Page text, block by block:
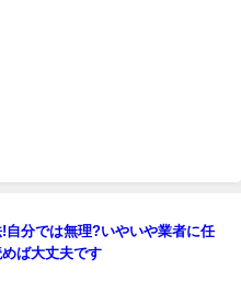
自分では無理?いやいや業者に任
ば大丈夫です